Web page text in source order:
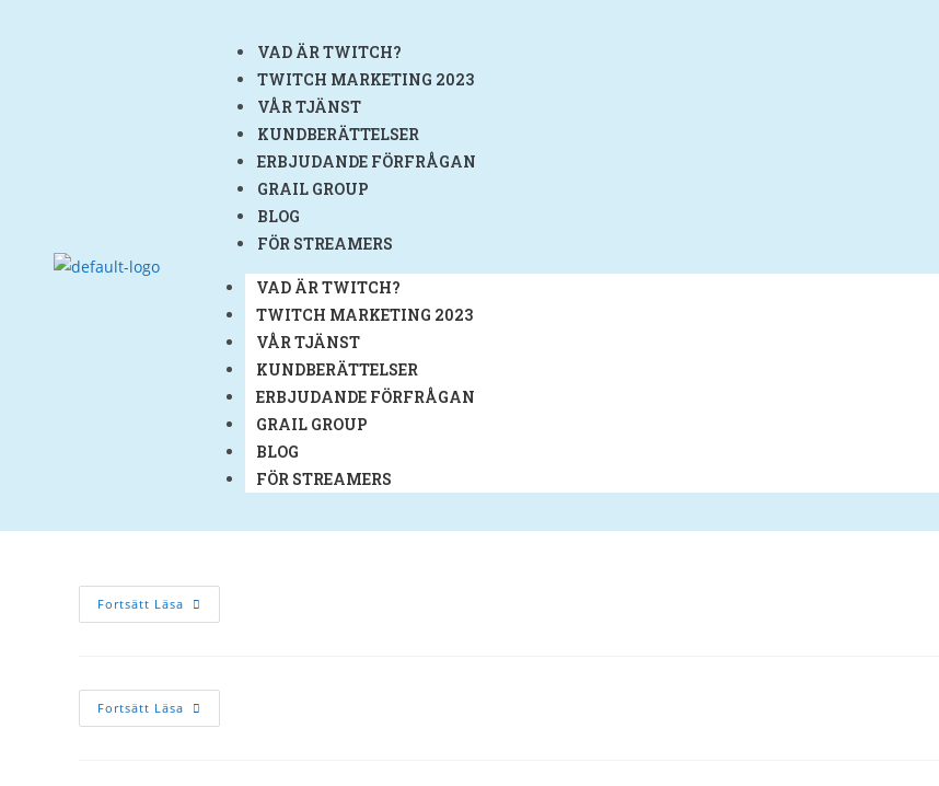
VAD ÄR TWITCH?
TWITCH MARKETING 2023
VÅR TJÄNST
KUNDBERÄTTELSER
ERBJUDANDE FÖRFRÅGAN
GRAIL GROUP
BLOG
FÖR STREAMERS
VAD ÄR TWITCH?
TWITCH MARKETING 2023
VÅR TJÄNST
KUNDBERÄTTELSER
ERBJUDANDE FÖRFRÅGAN
GRAIL GROUP
BLOG
FÖR STREAMERS
Fortsätt Läsa
Fortsätt Läsa